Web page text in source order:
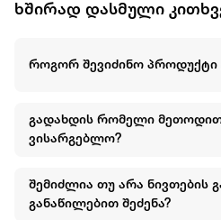
ხშირად დასმული
როგორ შევიძინო პროდუქტი
გადახდის რომელი მეთოდით
ვისარგებლო?
შემიძლია თუ არა ნივთების
განაწილებით შეძენა?